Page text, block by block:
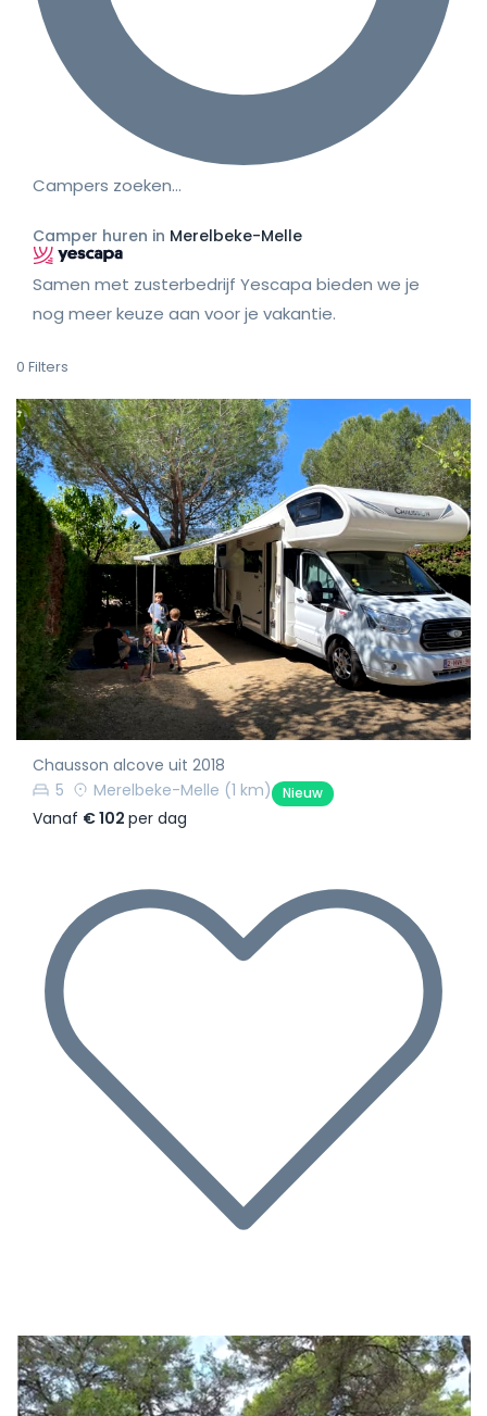
Campers zoeken…
Camper huren in Merelbeke-Melle
Samen met zusterbedrijf Yescapa bieden we je
nog meer keuze aan voor je vakantie.
0 Filters
Chausson alcove uit 2018
5
Merelbeke-Melle (1 km) Nieuw
Vanaf € 102 per dag